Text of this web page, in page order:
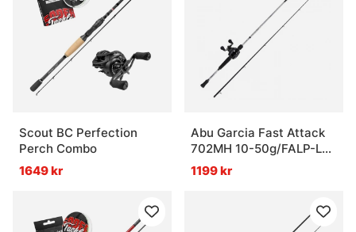
Scout BC Perfection
Perch Combo
1649 kr
Abu Garcia Fast Attack
702MH 10-50g/FALP-L
Combo
1199 kr